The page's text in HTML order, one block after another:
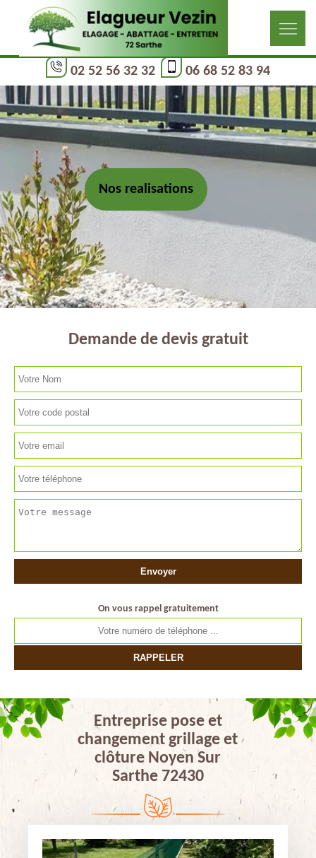
02 52 56 32 32 06 68 52 83 94
Nos realisations
Demande de devis gratuit
On vous rappel gratuitement
Entreprise pose et
changement grillage et
clôture Noyen Sur
Sarthe 72430